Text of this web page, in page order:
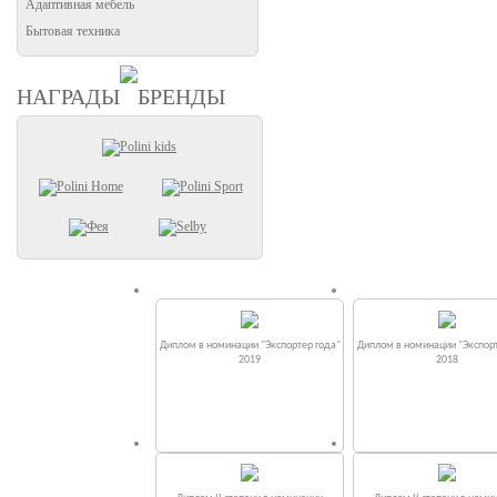
Адаптивная мебель
Бытовая техника
НАГРАДЫ БРЕНДЫ
Диплом в номинации "Экспортер года"
2019
Диплом в номинации
2018